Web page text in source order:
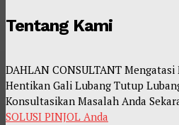
Tentang Kami
DAHLAN CONSULTANT
Hentikan Gali Lubang Tutup
Konsultasikan Masalah Anda
SOLUSI PINJOL Anda